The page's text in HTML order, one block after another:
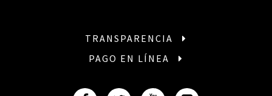
TRANSPARENCIA
PAGO EN LÍNEA